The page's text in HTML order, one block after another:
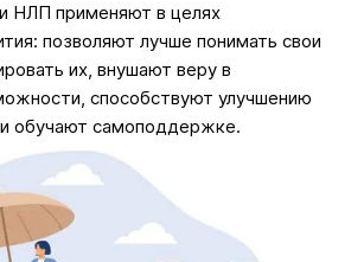
НЛП применяют в целях
позволяют лучше понимать свои
их, внушают веру в
способствуют улучшению
обучают самоподдержке.